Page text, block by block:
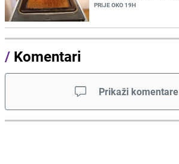
PRIJE OKO 19H
/ Komentari
Prikaži komentare